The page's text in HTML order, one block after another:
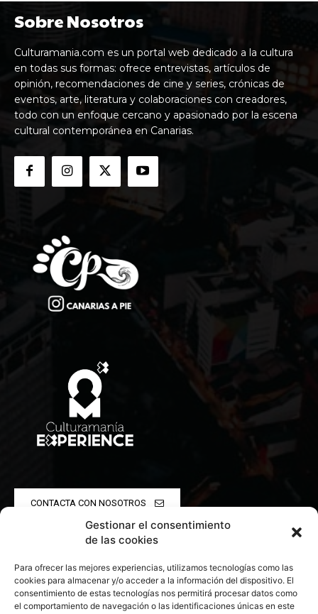
Gestionar el consentimiento
de las cookies
Para ofrecer las mejores experiencias, utilizamos tecnologías como las
cookies para almacenar y/o acceder a la información del dispositivo. El
consentimiento de estas tecnologías nos permitirá procesar datos como
el comportamiento de navegación o las identificaciones únicas en este
Sobre Nosotros
Culturamania.com es un portal web dedicado a la cultura
en todas sus formas: ofrece entrevistas, artículos de
opinión, recomendaciones de cine y series, crónicas de
eventos, arte, literatura y colaboraciones con creadores,
todo con un enfoque cercano y apasionado por la escena
cultural contemporánea en Canarias.
CONTACTA CON NOSOTROS
POLÍTICA DE PRIVACIDAD
POLÍTICA DE COOKIES